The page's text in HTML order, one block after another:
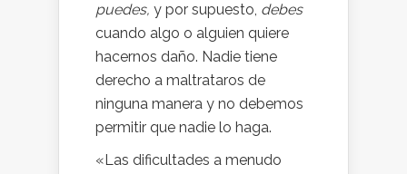
puedes, y por supuesto, debes
cuando algo o alguien quiere
hacernos daño. Nadie tiene
derecho a maltrataros de
ninguna manera y no debemos
permitir que nadie lo haga.
«Las dificultades a menudo